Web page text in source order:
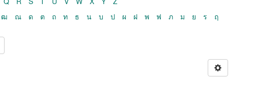
ฒ ณ ด ต ถ ท ธ น บ ป ผ ฝ พ ฟ ภ ม ย ร
ฤ